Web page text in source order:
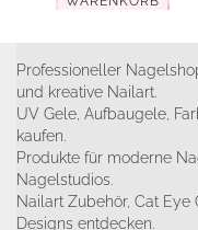
Professioneller
und kreative Nailart.
UV Gele, Aufbaugele,
kaufen.
Produkte für moderne
Nagelstudios.
Nailart Zubehör, Cat Eye
Designs entdecken.